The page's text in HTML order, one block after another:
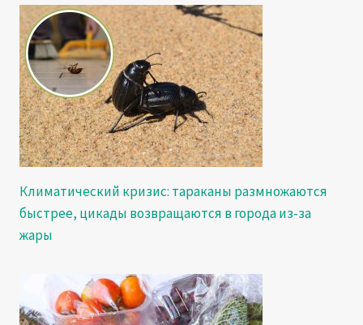
Климатический кризис: тараканы размножаются
быстрее, цикады возвращаются в города из-за
жары